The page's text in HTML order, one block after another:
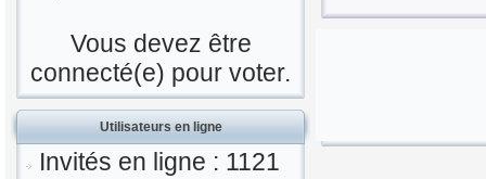
Vous devez être
connecté(e) pour voter.
Utilisateurs en ligne
Invités en ligne : 1121